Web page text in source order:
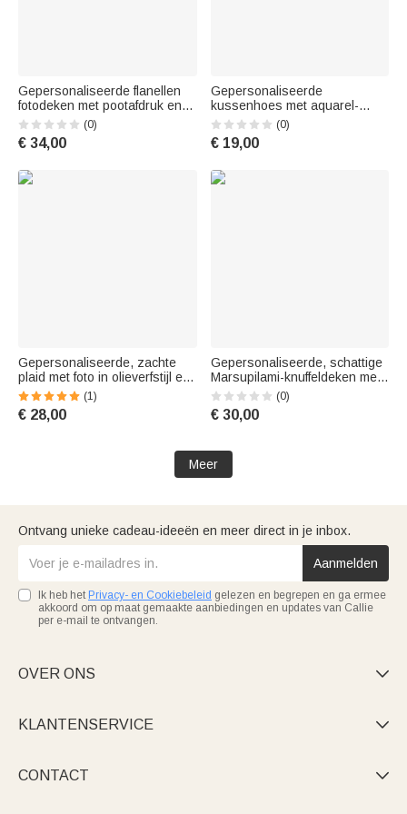
Gepersonaliseerde flanellen
fotodeken met pootafdruk en
de tekst ‘In Your Heart I Will
Always Be’, voorzien van
naam – verjaardags- of
dierenliefhebbers
(0)
€ 34,00
Gepersonaliseerde
kussenhoes met aquarel-
stripfiguur van een dier en
naam – woondecoratie,
verjaardags- en
jongens en meisjes
(0)
€ 19,00
Gepersonaliseerde, zachte
plaid met foto in olieverfstijl en
naam – Woonaccessoire,
verjaardags-, housewarming-
of jubileumcadeau voor familie
(1)
€ 28,00
Gepersonaliseerde, schattige
Marsupilami-knuffeldeken met
lange staart en naam –
woondecoratie en
verjaardagscadeau voor
Marsupilami®
(0)
€ 30,00
Meer
Ontvang unieke cadeau-ideeën en meer direct in je inbox.
Aanmelden
Ik heb het Privacy- en Cookiebeleid gelezen en begrepen en ga ermee
akkoord om op maat gemaakte aanbiedingen en updates van Callie
per e-mail te ontvangen.
OVER ONS 
KLANTENSERVICE 
CONTACT 